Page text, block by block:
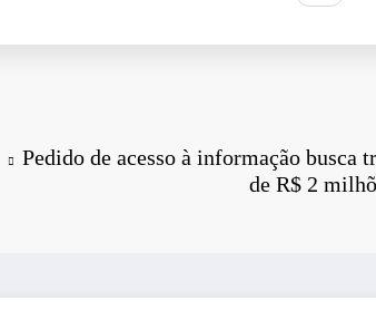
Pedido de acesso à informação busca
de R$ 2